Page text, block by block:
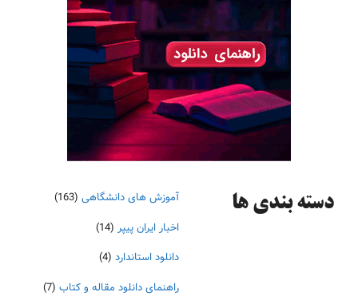
دسته‌ بندی ها آموزش های دانشگاهی (163)
اخبار ایران پیپر (14)
دانلود استاندارد (4)
راهنمای دانلود مقاله و کتاب (7)